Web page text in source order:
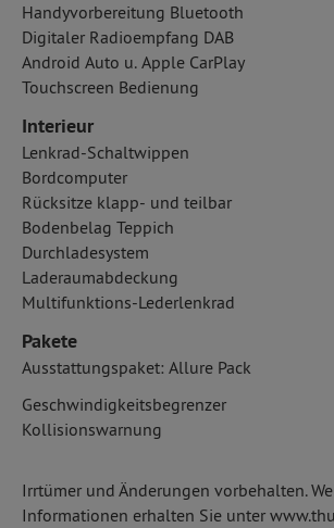
Handyvorbereitung Bluetooth
Digitaler Radioempfang DAB
Android Auto u. Apple CarPlay
Touchscreen Bedienung
Interieur
Lenkrad-Schaltwippen
Bordcomputer
Rücksitze klapp- und teilbar
Bodenbelag Teppich
Durchladesystem
Laderaumabdeckung
Multifunktions-Lederlenkrad
Pakete
Ausstattungspaket: Allure Pack
Geschwindigkeitsbegrenzer
Kollisionswarnung
Irrtümer und Änderungen vorbehalten.
Informationen erhalten Sie unter